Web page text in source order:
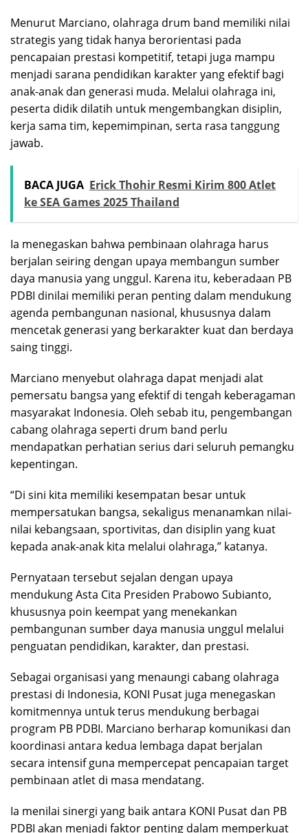
Menurut Marciano, olahraga drum band memiliki nilai
strategis yang tidak hanya berorientasi pada
pencapaian prestasi kompetitif, tetapi juga mampu
menjadi sarana pendidikan karakter yang efektif bagi
anak-anak dan generasi muda. Melalui olahraga ini,
peserta didik dilatih untuk mengembangkan disiplin,
kerja sama tim, kepemimpinan, serta rasa tanggung
jawab.
BACA JUGA Erick Thohir Resmi Kirim 800 Atlet
ke SEA Games 2025 Thailand
Ia menegaskan bahwa pembinaan olahraga harus
berjalan seiring dengan upaya membangun sumber
daya manusia yang unggul. Karena itu, keberadaan PB
PDBI dinilai memiliki peran penting dalam mendukung
agenda pembangunan nasional, khususnya dalam
mencetak generasi yang berkarakter kuat dan berdaya
saing tinggi.
Marciano menyebut olahraga dapat menjadi alat
pemersatu bangsa yang efektif di tengah keberagaman
masyarakat Indonesia. Oleh sebab itu, pengembangan
cabang olahraga seperti drum band perlu
mendapatkan perhatian serius dari seluruh pemangku
kepentingan.
“Di sini kita memiliki kesempatan besar untuk
mempersatukan bangsa, sekaligus menanamkan nilai-
nilai kebangsaan, sportivitas, dan disiplin yang kuat
kepada anak-anak kita melalui olahraga,” katanya.
Pernyataan tersebut sejalan dengan upaya
mendukung Asta Cita Presiden Prabowo Subianto,
khususnya poin keempat yang menekankan
pembangunan sumber daya manusia unggul melalui
penguatan pendidikan, karakter, dan prestasi.
Sebagai organisasi yang menaungi cabang olahraga
prestasi di Indonesia, KONI Pusat juga menegaskan
komitmennya untuk terus mendukung berbagai
program PB PDBI. Marciano berharap komunikasi dan
koordinasi antara kedua lembaga dapat berjalan
secara intensif guna mempercepat pencapaian target
pembinaan atlet di masa mendatang.
Ia menilai sinergi yang baik antara KONI Pusat dan PB
PDBI akan menjadi faktor penting dalam memperkuat